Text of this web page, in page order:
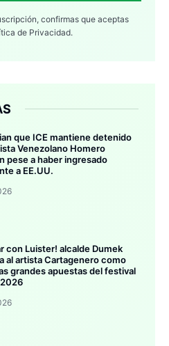
confirmas que aceptas
de Privacidad.
que ICE mantiene detenido
Venezolano Homero
pese a haber ingresado
a EE.UU.
con Luister! alcalde Dumek
al artista Cartagenero como
grandes apuestas del festival